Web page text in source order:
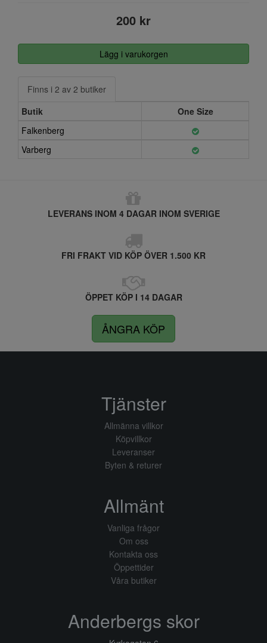
200 kr
Lägg i varukorgen
Finns i 2 av 2 butiker
Butik
One Size
Falkenberg
Varberg
LEVERANS INOM 4 DAGAR INOM SVERIGE
FRI FRAKT VID KÖP ÖVER 1.500 KR
ÖPPET KÖP I 14 DAGAR
ÅNGRA KÖP
Tjänster
Allmänna villkor
Köpvillkor
Leveranser
Byten & returer
Allmänt
Vanliga frågor
Om oss
Kontakta oss
Öppettider
Våra butiker
Anderbergs skor